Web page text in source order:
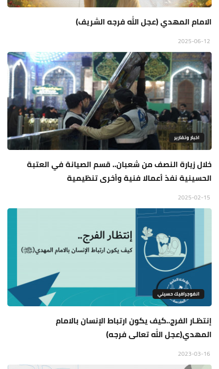
الامام المهدي (عجل الله فرجه الشريف)
اخبار وتقارير
خلال زيارة النصف من شعبان.. قسم الصيانة في العتبة
الحسينية نفذ أعمالا فنية وأخرى تنظيمية
انفوجرافيك حسيني
إنتظـار الفرج..كيف يكون ارتباط الإنسان بالامام
المهدي(عجل الله تعالى فرجه)